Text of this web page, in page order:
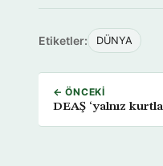
Etiketler: DÜNYA
← ÖNCEKI
DEAŞ ‘yalnız